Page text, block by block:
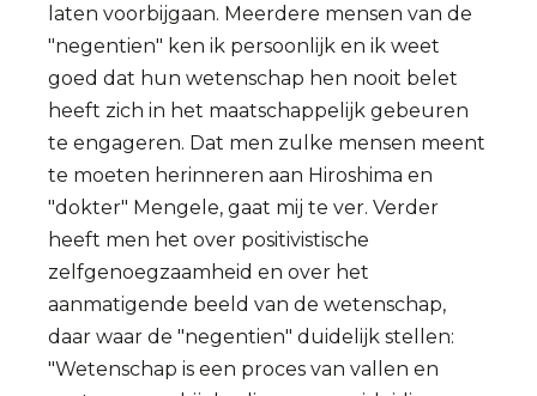
laten voorbijgaan. Meerdere mensen van de
"negentien" ken ik persoonlijk en ik weet
goed dat hun wetenschap hen nooit belet
heeft zich in het maatschappelijk gebeuren
te engageren. Dat men zulke mensen meent
te moeten herinneren aan Hiroshima en
"dokter" Mengele, gaat mij te ver. Verder
heeft men het over positivistische
zelfgenoegzaamheid en over het
aanmatigende beeld van de wetenschap,
daar waar de "negentien" duidelijk stellen:
"Wetenschap is een proces van vallen en